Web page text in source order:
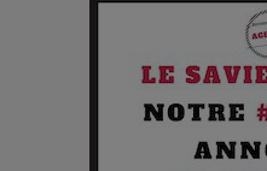
Comment Prendre Soin de
Pourquoi les Petites